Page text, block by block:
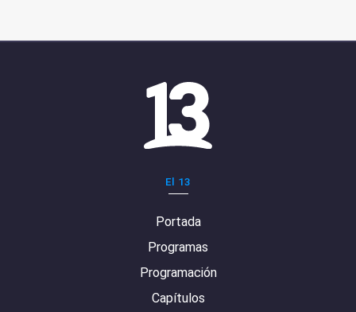
El 13
Portada
Programas
Programación
Capítulos